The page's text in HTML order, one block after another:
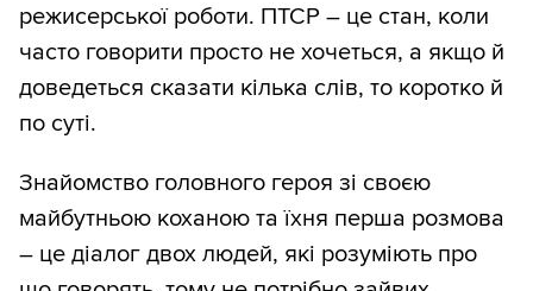
режисерської роботи. ПТСР – це стан, коли
часто говорити просто не хочеться, а якщо й
доведеться сказати кілька слів, то коротко й
по суті.
Знайомство головного героя зі своєю
майбутньою коханою та їхня перша розмова
– це діалог двох людей, які розуміють про